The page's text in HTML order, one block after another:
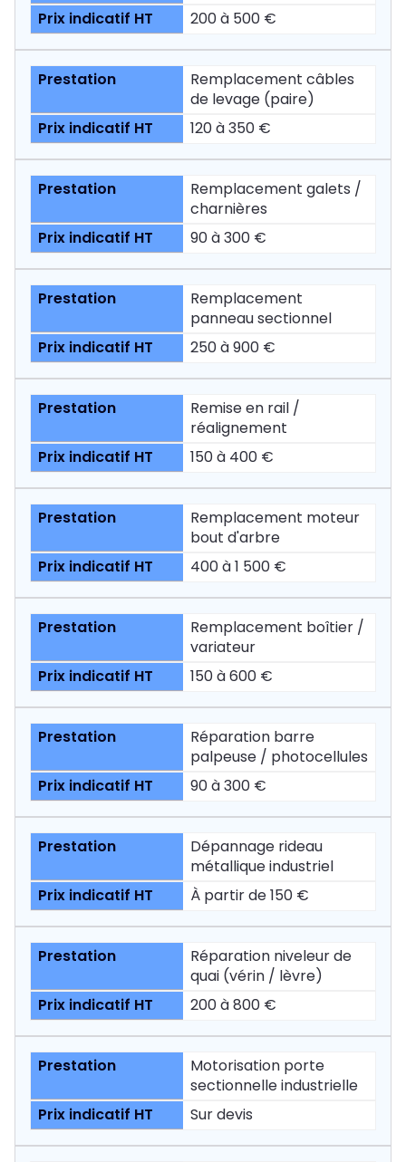
200 à 500 €
Remplacement câbles
de levage (paire)
120 à 350 €
Remplacement galets /
charnières
90 à 300 €
Remplacement
panneau sectionnel
250 à 900 €
Remise en rail /
réalignement
150 à 400 €
Remplacement moteur
bout d'arbre
400 à 1 500 €
Remplacement boîtier /
variateur
150 à 600 €
Réparation barre
palpeuse / photocellules
90 à 300 €
Dépannage rideau
métallique industriel
À partir de 150 €
Réparation niveleur de
quai (vérin / lèvre)
200 à 800 €
Motorisation porte
sectionnelle industrielle
Sur devis